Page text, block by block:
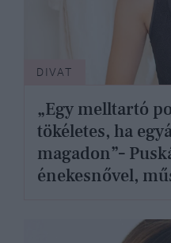
DIVAT
„Egy melltartó
tökéletes, ha
magadon”–
énekesnővel,